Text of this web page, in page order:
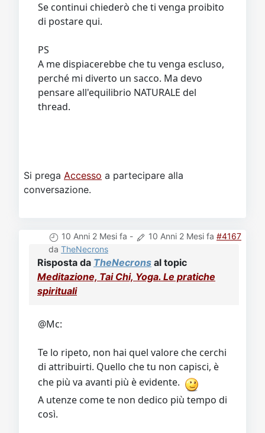
Se continui chiederò che ti venga proibito
di postare qui.
PS
A me dispiacerebbe che tu venga escluso,
perché mi diverto un sacco. Ma devo
pensare all'equilibrio NATURALE del
thread.
Si prega Accesso a partecipare alla
conversazione.
10 Anni 2 Mesi fa - 10 Anni 2 Mesi fa #4167
da TheNecrons
Risposta da TheNecrons al topic
Meditazione, Tai Chi, Yoga. Le pratiche
spirituali
@Mc:
Te lo ripeto, non hai quel valore che cerchi
di attribuirti. Quello che tu non capisci, è
che più va avanti più è evidente.
A utenze come te non dedico più tempo di
così.